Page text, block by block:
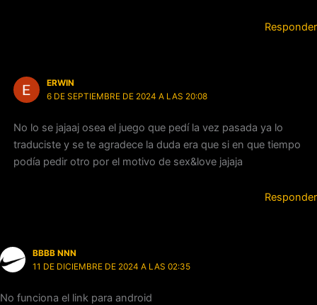
Responder
ERWIN
6 DE SEPTIEMBRE DE 2024 A LAS 20:08
No lo se jajaaj osea el juego que pedí la vez pasada ya lo
traduciste y se te agradece la duda era que si en que tiempo
podía pedir otro por el motivo de sex&love jajaja
Responder
BBBB NNN
11 DE DICIEMBRE DE 2024 A LAS 02:35
No funciona el link para android